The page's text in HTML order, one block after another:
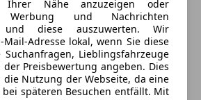
Ihrer Nähe anzuzeigen oder
Werbung und Nachrichten
und diese auszuwerten. Wir
Adresse lokal, wenn Sie diese
Lieblingsfahrzeuge
Preisbewertung angeben. Dies
Nutzung der Webseite, da eine
späteren Besuchen entfällt. Mit